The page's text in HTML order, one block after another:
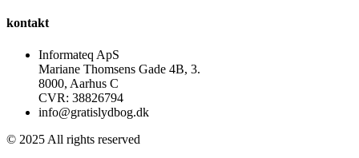
kontakt
Informateq ApS
Mariane Thomsens Gade 4B, 3.
8000, Aarhus C
CVR: 38826794
info@gratislydbog.dk
© 2025 All rights reserved